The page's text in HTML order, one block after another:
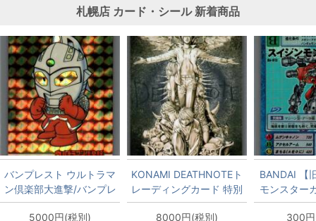
札幌店 カード・シール新着商品
バンプレスト ウルトラマ
ン倶楽部大進撃/バンプレ
カード 9弾(1995) ウルト
ラセブン 2
5000円(税別)
KONAMI DEATHNOTEト
レーディングカード 特別
版 DEATHNOTE(シーク
レット) SR
8000円(税別)
BANDAI 【
モンスター
ブースター
ン(キ
300